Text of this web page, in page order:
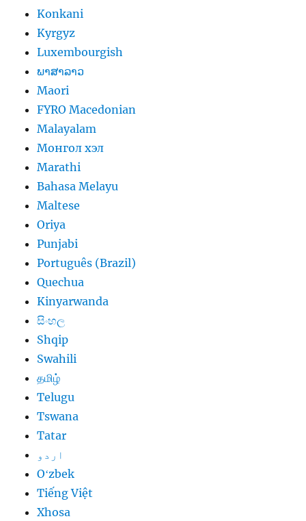
Konkani
Kyrgyz
Luxembourgish
ພາສາລາວ
Maori
FYRO Macedonian
Malayalam
Монгол хэл
Marathi
Bahasa Melayu
Maltese
Oriya
Punjabi
Português (Brazil)
Quechua
Kinyarwanda
සිංහල
Shqip
Swahili
தமிழ்
Telugu
Tswana
Tatar
اردو
Oʻzbek
Tiếng Việt
Xhosa